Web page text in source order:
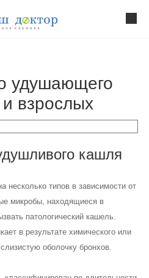
удушающего
взрослых
кашля
несколько типов в зависимости от
микробы, находящиеся в
патологический кашель.
в результате химического или
оболочку бронхов.